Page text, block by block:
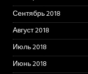
Сентябрь 2018
Август 2018
Июль 2018
Июнь 2018